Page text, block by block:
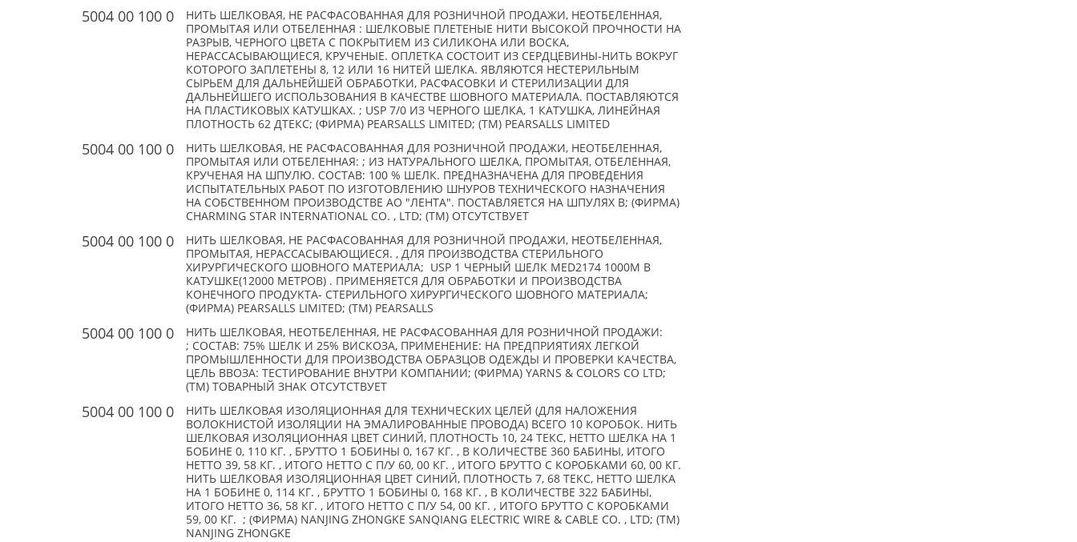
5004 00 100 0
НИТЬ ШЕЛКОВАЯ, НЕ РАСФАСОВАННАЯ ДЛЯ РОЗНИЧНОЙ ПРОДАЖИ, НЕОТБЕЛЕННАЯ,
ПРОМЫТАЯ ИЛИ ОТБЕЛЕННАЯ : ШЕЛКОВЫЕ ПЛЕТЕНЫЕ НИТИ ВЫСОКОЙ ПРОЧНОСТИ НА
РАЗРЫВ, ЧЕРНОГО ЦВЕТА С ПОКРЫТИЕМ ИЗ СИЛИКОНА ИЛИ ВОСКА,
НЕРАССАСЫВАЮЩИЕСЯ, КРУЧЕНЫЕ. ОПЛЕТКА СОСТОИТ ИЗ СЕРДЦЕВИНЫ-НИТЬ ВОКРУГ
КОТОРОГО ЗАПЛЕТЕНЫ 8, 12 ИЛИ 16 НИТЕЙ ШЕЛКА. ЯВЛЯЮТСЯ НЕСТЕРИЛЬНЫМ
СЫРЬЕМ ДЛЯ ДАЛЬНЕЙШЕЙ ОБРАБОТКИ, РАСФАСОВКИ И СТЕРИЛИЗАЦИИ ДЛЯ
ДАЛЬНЕЙШЕГО ИСПОЛЬЗОВАНИЯ В КАЧЕСТВЕ ШОВНОГО МАТЕРИАЛА. ПОСТАВЛЯЮТСЯ
НА ПЛАСТИКОВЫХ КАТУШКАХ. ; USP 7/0 ИЗ ЧЕРНОГО ШЕЛКА, 1 КАТУШКА, ЛИНЕЙНАЯ
ПЛОТНОСТЬ 62 ДТЕКС; (ФИРМА) PEARSALLS LIMITED; (TM) PEARSALLS LIMITED
5004 00 100 0
НИТЬ ШЕЛКОВАЯ, НЕ РАСФАСОВАННАЯ ДЛЯ РОЗНИЧНОЙ ПРОДАЖИ, НЕОТБЕЛЕННАЯ,
ПРОМЫТАЯ ИЛИ ОТБЕЛЕННАЯ: ; ИЗ НАТУРАЛЬНОГО ШЕЛКА, ПРОМЫТАЯ, ОТБЕЛЕННАЯ,
КРУЧЕНАЯ НА ШПУЛЮ. СОСТАВ: 100 % ШЕЛК. ПРЕДНАЗНАЧЕНА ДЛЯ ПРОВЕДЕНИЯ
ИСПЫТАТЕЛЬНЫХ РАБОТ ПО ИЗГОТОВЛЕНИЮ ШНУРОВ ТЕХНИЧЕСКОГО НАЗНАЧЕНИЯ
НА СОБСТВЕННОМ ПРОИЗВОДСТВЕ АО "ЛЕНТА". ПОСТАВЛЯЕТСЯ НА ШПУЛЯХ В; (ФИРМА)
CHARMING STAR INTERNATIONAL CO. , LTD; (TM) ОТСУТСТВУЕТ
5004 00 100 0
НИТЬ ШЕЛКОВАЯ, НЕ РАСФАСОВАННАЯ ДЛЯ РОЗНИЧНОЙ ПРОДАЖИ, НЕОТБЕЛЕННАЯ,
ПРОМЫТАЯ, НЕРАССАСЫВАЮЩИЕСЯ. , ДЛЯ ПРОИЗВОДСТВА СТЕРИЛЬНОГО
ХИРУРГИЧЕСКОГО ШОВНОГО МАТЕРИАЛА; USP 1 ЧЕРНЫЙ ШЕЛК MED2174 1000M В
КАТУШКЕ(12000 МЕТРОВ) . ПРИМЕНЯЕТСЯ ДЛЯ ОБРАБОТКИ И ПРОИЗВОДСТВА
КОНЕЧНОГО ПРОДУКТА- СТЕРИЛЬНОГО ХИРУРГИЧЕСКОГО ШОВНОГО МАТЕРИАЛА;
(ФИРМА) PEARSALLS LIMITED; (TM) PEARSALLS
5004 00 100 0
НИТЬ ШЕЛКОВАЯ, НЕОТБЕЛЕННАЯ, НЕ РАСФАСОВАННАЯ ДЛЯ РОЗНИЧНОЙ ПРОДАЖИ:
; СОСТАВ: 75% ШЕЛК И 25% ВИСКОЗА, ПРИМЕНЕНИЕ: НА ПРЕДПРИЯТИЯХ ЛЕГКОЙ
ПРОМЫШЛЕННОСТИ ДЛЯ ПРОИЗВОДСТВА ОБРАЗЦОВ ОДЕЖДЫ И ПРОВЕРКИ КАЧЕСТВА,
ЦЕЛЬ ВВОЗА: ТЕСТИРОВАНИЕ ВНУТРИ КОМПАНИИ; (ФИРМА) YARNS & COLORS CO LTD;
(TM) ТОВАРНЫЙ ЗНАК ОТСУТСТВУЕТ
5004 00 100 0
НИТЬ ШЕЛКОВАЯ ИЗОЛЯЦИОННАЯ ДЛЯ ТЕХНИЧЕСКИХ ЦЕЛЕЙ (ДЛЯ НАЛОЖЕНИЯ
ВОЛОКНИСТОЙ ИЗОЛЯЦИИ НА ЭМАЛИРОВАННЫЕ ПРОВОДА) ВСЕГО 10 КОРОБОК. НИТЬ
ШЕЛКОВАЯ ИЗОЛЯЦИОННАЯ ЦВЕТ СИНИЙ, ПЛОТНОСТЬ 10, 24 ТЕКС, НЕТТО ШЕЛКА НА 1
БОБИНЕ 0, 110 КГ. , БРУТТО 1 БОБИНЫ 0, 167 КГ. , В КОЛИЧЕСТВЕ 360 БАБИНЫ, ИТОГО
НЕТТО 39, 58 КГ. , ИТОГО НЕТТО С П/У 60, 00 КГ. , ИТОГО БРУТТО С КОРОБКАМИ 60, 00 КГ.
НИТЬ ШЕЛКОВАЯ ИЗОЛЯЦИОННАЯ ЦВЕТ СИНИЙ, ПЛОТНОСТЬ 7, 68 ТЕКС, НЕТТО ШЕЛКА
НА 1 БОБИНЕ 0, 114 КГ. , БРУТТО 1 БОБИНЫ 0, 168 КГ. , В КОЛИЧЕСТВЕ 322 БАБИНЫ,
ИТОГО НЕТТО 36, 58 КГ. , ИТОГО НЕТТО С П/У 54, 00 КГ. , ИТОГО БРУТТО С КОРОБКАМИ
59, 00 КГ. ; (ФИРМА) NANJING ZHONGKE SANQIANG ELECTRIC WIRE & CABLE CO. , LTD; (TM)
NANJING ZHONGKE